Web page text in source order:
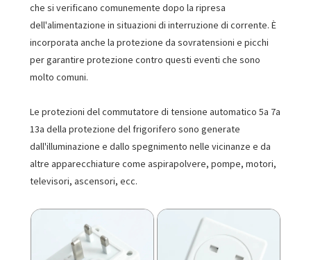
che si verificano comunemente dopo la ripresa
dell'alimentazione in situazioni di interruzione di corrente. È
incorporata anche la protezione da sovratensioni e picchi
per garantire protezione contro questi eventi che sono
molto comuni.
Le protezioni del commutatore di tensione automatico 5a 7a
13a della protezione del frigorifero sono generate
dall'illuminazione e dallo spegnimento nelle vicinanze e da
altre apparecchiature come aspirapolvere, pompe, motori,
televisori, ascensori, ecc.